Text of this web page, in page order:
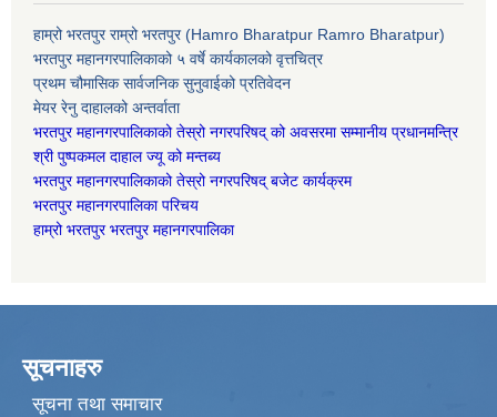
हाम्रो भरतपुर राम्रो भरतपुर (Hamro Bharatpur Ramro Bharatpur)
भरतपुर महानगरपालिकाको ५ वर्षे कार्यकालको वृत्तचित्र
प्रथम चौमासिक सार्वजनिक सुनुवाईको प्रतिवेदन
मेयर रेनु दाहालको अन्तर्वाता
भरतपुर महानगरपालिकाको तेस्रो नगरपरिषद् को अवसरमा सम्मानीय प्रधानमन्त्रि
श्री पुष्पकमल दाहाल ज्यू को मन्तब्य
भरतपुर महानगरपालिकाको तेस्रो नगरपरिषद् बजेट कार्यक्रम
भरतपुर महानगरपालिका परिचय
हाम्रो भरतपुर भरतपुर महानगरपालिका
सूचनाहरु
सूचना तथा समाचार